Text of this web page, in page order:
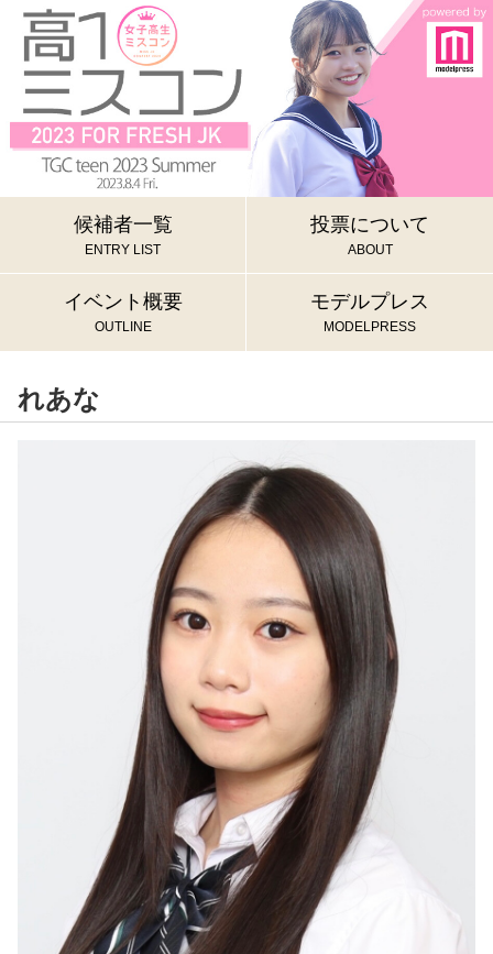
候補者一覧
ENTRY LIST
投票について
ABOUT
イベント概要
OUTLINE
モデルプレス
MODELPRESS
れあな